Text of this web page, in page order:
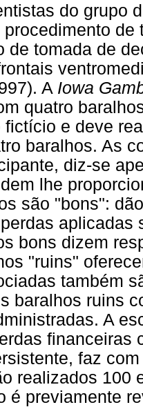
do grupo
de tomada de
A Iowa
quatro
fictício e deve
baralhos. As
diz-se
lhe
são "bons":
aplicadas
bons dizem
"ruins"
também
baralhos ruins
A
financeiras
faz
realizados 100
é previamente